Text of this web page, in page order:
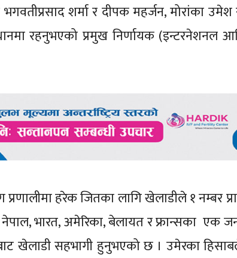
शर्मा र दीपक महर्जन, मोरांका
रहनुभएको प्रमुख निर्णायक (इन्टरनेशनल
हरेक जितका लागि खेलाडीले १ नम्बर
नेपाल, भारत, अमेरिका, बेलायत र फ्रान्सका एक
खेलाडी सहभागी हुनुभएको छ । उमेरका हिसाबले